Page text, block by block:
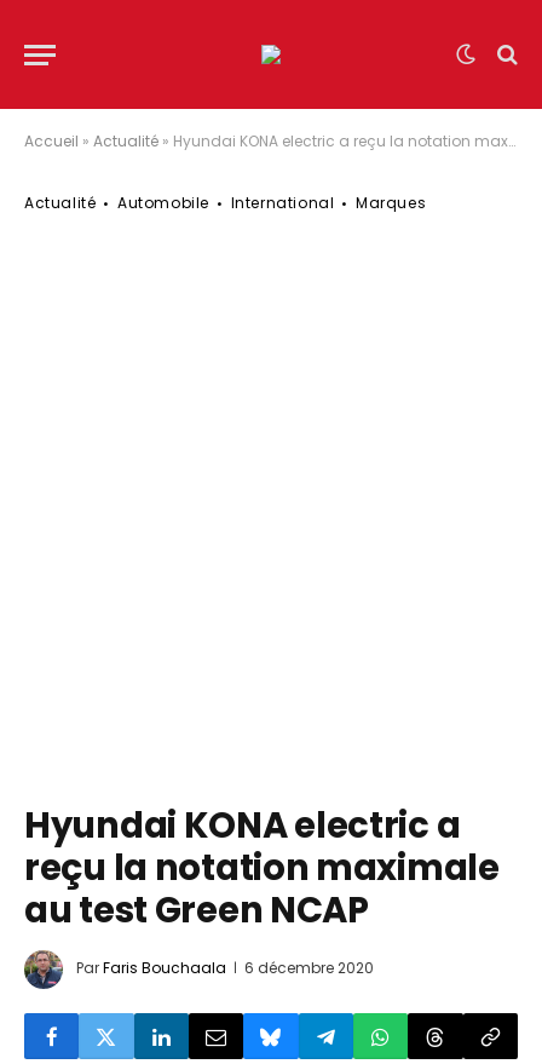
Accueil » Actualité » Hyundai KONA electric a reçu la notation maximale au test Green NCAP
Actualité Automobile International Marques
Hyundai KONA electric a
reçu la notation maximale
au test Green NCAP
ParFaris Bouchaala 6 décembre 2020